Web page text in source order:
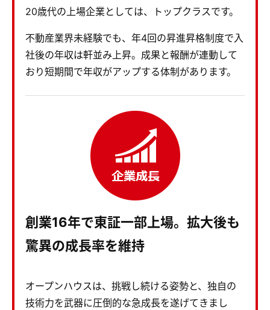
20歳代の上場企業としては、トップクラスです。
不動産業界未経験でも、年4回の昇進昇格制度で入
社後の年収は軒並み上昇。成果と報酬が連動して
おり短期間で年収がアップする体制があります。
創業16年で東証一部上場。拡大後も
驚異の成長率を維持
オープンハウスは、挑戦し続ける姿勢と、独自の
技術力を武器に圧倒的な急成長を遂げてきまし